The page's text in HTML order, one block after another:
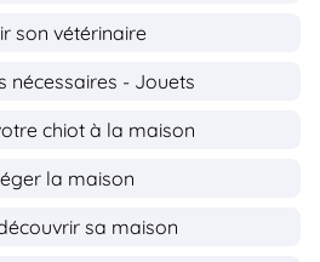
son vétérinaire
nécessaires - Jouets
chiot à la maison
la maison
sa maison